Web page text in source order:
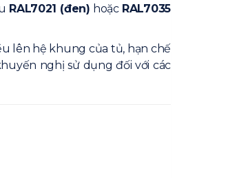
RAL7021 (đen) hoặc RAL7035
lên hệ khung của tủ, hạn chế
nghị sử dụng đối với các